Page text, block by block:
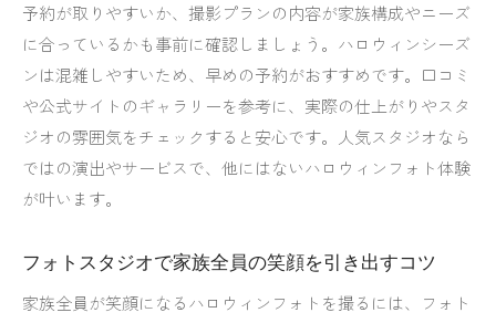
予約が取りやすいか、撮影プランの内容が家族構成やニーズ
に合っているかも事前に確認しましょう。ハロウィンシーズ
ンは混雑しやすいため、早めの予約がおすすめです。口コミ
や公式サイトのギャラリーを参考に、実際の仕上がりやスタ
ジオの雰囲気をチェックすると安心です。人気スタジオなら
ではの演出やサービスで、他にはないハロウィンフォト体験
が叶います。
フォトスタジオで家族全員の笑顔を引き出すコツ
家族全員が笑顔になるハロウィンフォトを撮るには、フォト